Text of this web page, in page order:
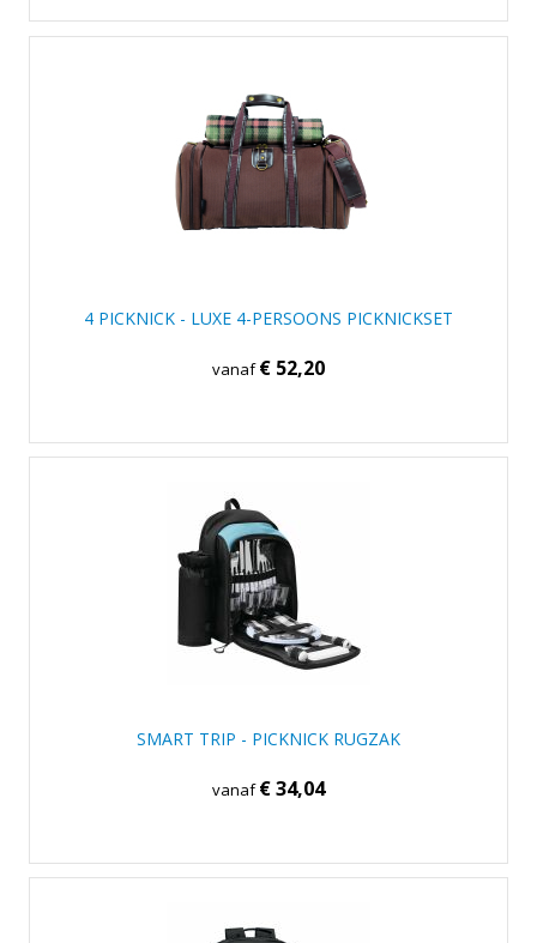
4 PICKNICK - LUXE 4-PERSOONS PICKNICKSET
vanaf€ 52,20
SMART TRIP - PICKNICK RUGZAK
vanaf€ 34,04